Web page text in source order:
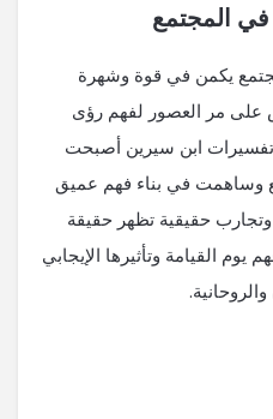
في المجتمع
يكمن في قوة وشهرة
على مر العصور لفهم رؤى
تفسيرات ابن سيرين أصبحت
وساهمت في بناء فهم عميق
حقيقية تظهر حقيقة
القيامة وتأثيرها الإيجابي